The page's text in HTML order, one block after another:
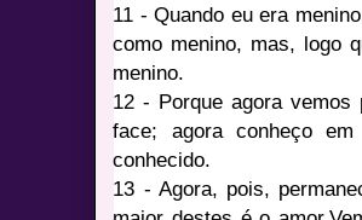
11 - Quando eu era
como menino, mas, logo
menino.
12 - Porque agora
face; agora conheço
conhecido.
13 - Agora, pois,